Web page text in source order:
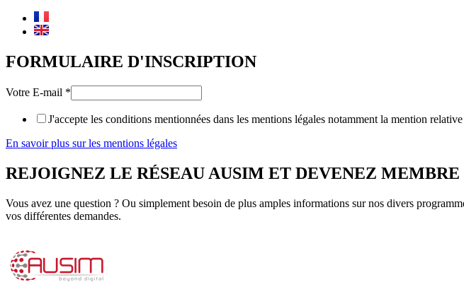
FORMULAIRE D'INSCRIPTION
Votre E-mail *
J'accepte les conditions mentionnées dans les mentions légales notamment la mention
En savoir plus sur les mentions légales
REJOIGNEZ LE RÉSEAU AUSIM ET DEVENEZ MEMBRE
Vous avez une question ? Ou simplement besoin de plus amples informations sur nos divers
vos différentes demandes.